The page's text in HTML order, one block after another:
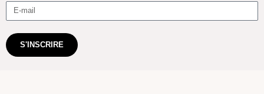
S'INSCRIRE